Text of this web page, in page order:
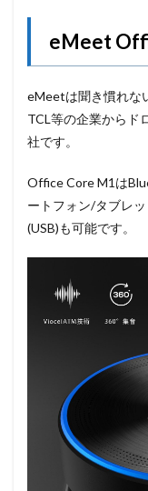
eMeet
eMeetは聞き慣れな
TCL等の企業からド
社です。
Office Core M1は
ートフォン/タブレ
(USB)も可能です。